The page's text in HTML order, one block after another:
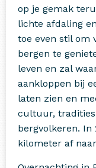
op je gemak
lichte afdaling
toe even stil om
bergen te
leven en zal
aankloppen bij
laten zien en
cultuur, tradities
bergvolkeren.
kilometer af